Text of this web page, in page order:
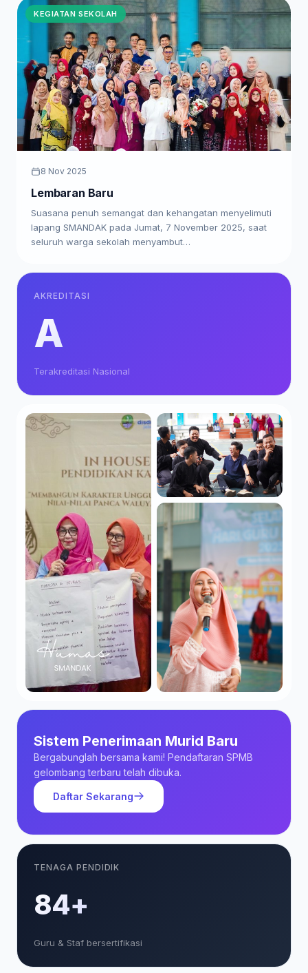
KEGIATAN SEKOLAH
8 Nov 2025
Lembaran Baru
Suasana penuh semangat dan kehangatan menyelimuti
lapang SMANDAK pada Jumat, 7 November 2025, saat
seluruh warga sekolah menyambut…
AKREDITASI
A
Terakreditasi Nasional
Sistem Penerimaan Murid Baru
Bergabunglah bersama kami! Pendaftaran SPMB
gelombang terbaru telah dibuka.
Daftar Sekarang
TENAGA PENDIDIK
85+
Guru & Staf bersertifikasi